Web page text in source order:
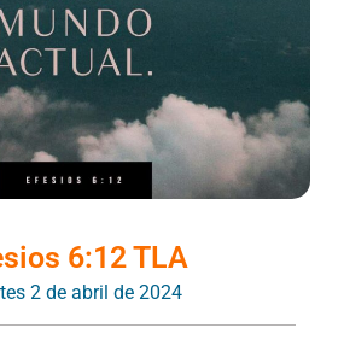
6:12 TLA
2 de abril de 2024